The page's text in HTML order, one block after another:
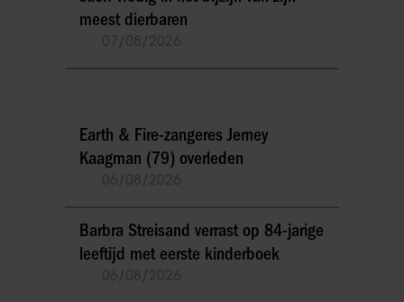
meest dierbaren
Earth & Fire-zangeres Jerney
Kaagman (79) overleden
Barbra Streisand verrast op 84-jarige
leeftijd met eerste kinderboek